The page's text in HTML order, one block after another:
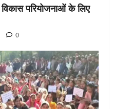
परियोजनाओं के लिए
0